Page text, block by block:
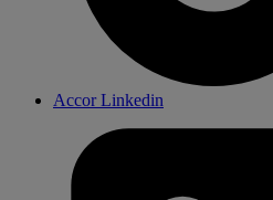
Accor Linkedin